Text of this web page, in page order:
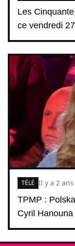
Les
ce vendredi
TPMP :
Cyril
TÉLÉ Il y a 2 ans